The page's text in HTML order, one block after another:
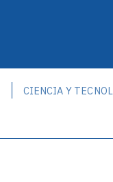
CIENCIA Y